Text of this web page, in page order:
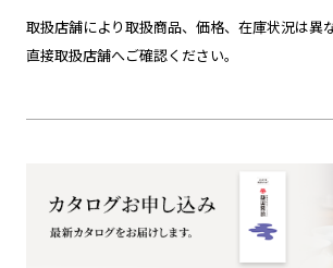
取扱店舗により取扱商品、価格、在庫状況は異
直接取扱店舗へご確認ください。